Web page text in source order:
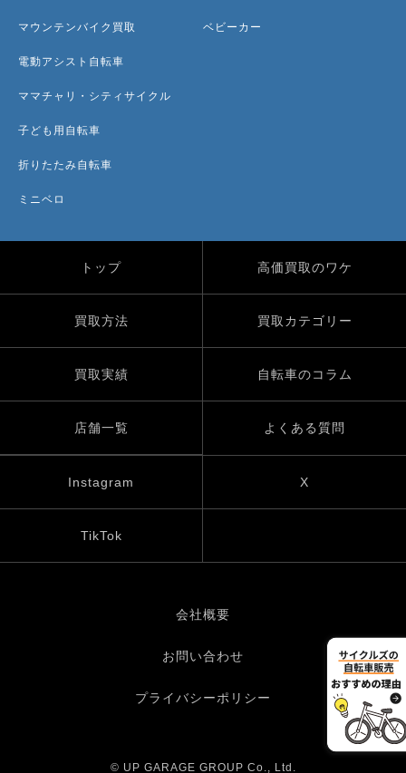
マウンテンバイク買取
電動アシスト自転車
ママチャリ・シティサイクル
子ども用自転車
折りたたみ自転車
ミニベロ
ベビーカー
トップ 高価買取のワケ
買取方法 買取カテゴリー
買取実績 自転車のコラム
店舗一覧 よくある質問
Instagram X
TikTok
会社概要
お問い合わせ
プライバシーポリシー
© UP GARAGE GROUP Co., Ltd.